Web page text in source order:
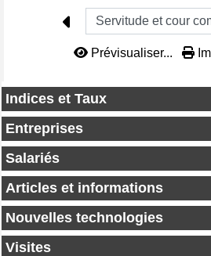
Indices et Taux
Entreprises
Salariés
Articles et informations
Nouvelles technologies
Visites
Prévisualiser...